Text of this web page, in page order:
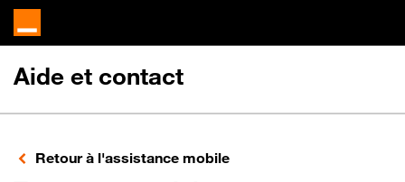
Aide et contact
Retour à l'assistance mobile